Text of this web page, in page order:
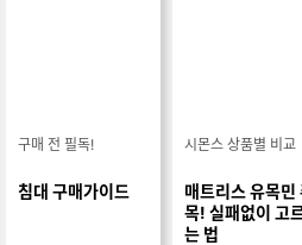
구매 전 필독!
침대 구매가이드
시몬스 상품별 비교
매트리스 유목민
목! 실패없이 고
는 법